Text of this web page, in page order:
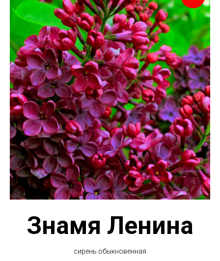
Знамя Ленина
сирень обыкновенная